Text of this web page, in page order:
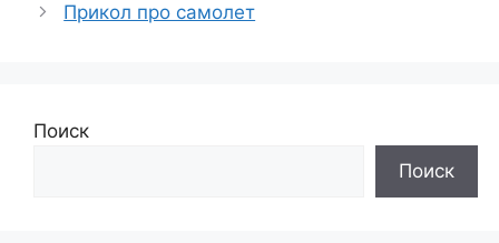
Прикол про самолет
Поиск
Поиск